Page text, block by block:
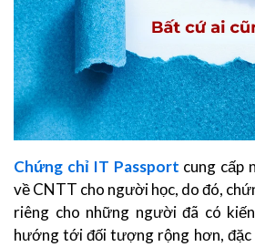
Chứng chỉ IT Passport cung cấp
về CNTT cho người học, do đó,
riêng cho những người đã có
hướng tới đối tượng rộng hơn,